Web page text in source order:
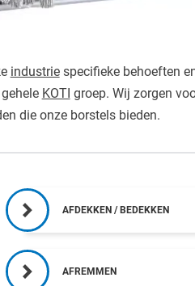
industriespecifieke behoeften
KOTI groep. Wij zorgen
die onze borstels bieden.
AFDEKKEN / BEDEKKEN
AFREMMEN